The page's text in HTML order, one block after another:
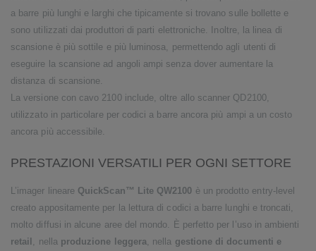
a barre più lunghi e larghi che tipicamente si trovano sulle bollette e
sono utilizzati dai produttori di parti elettroniche. Inoltre, la linea di
scansione è più sottile e più luminosa, permettendo agli utenti di
eseguire la scansione ad angoli ampi senza dover aumentare la
distanza di scansione.
La versione con cavo 2100 include, oltre allo scanner QD2100,
utilizzato in particolare per codici a barre ancora più ampi a un costo
ancora più accessibile.
PRESTAZIONI VERSATILI PER OGNI SETTORE
L’imager lineare QuickScan™ Lite QW2100 è un prodotto entry-level
creato appositamente per la lettura di codici a barre lunghi e troncati,
molto diffusi in alcune aree del mondo. È perfetto per l’uso in ambienti
retail , nella produzione leggera, nella gestione di documenti e